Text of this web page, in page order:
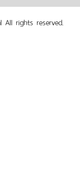
rights reserved.